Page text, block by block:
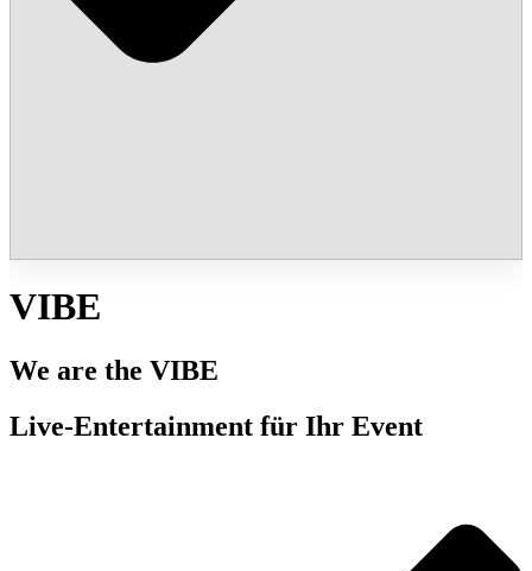
VIBE
We are the VIBE
Live-Entertainment für Ihr Event